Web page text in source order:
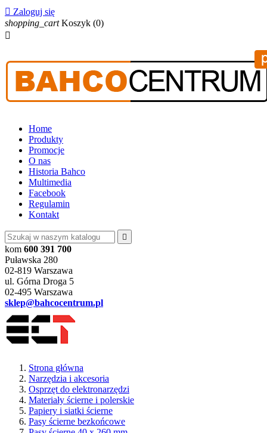
 Zaloguj się
shopping_cart Koszyk (0)

Home
Produkty
Promocje
O nas
Historia Bahco
Multimedia
Facebook
Regulamin
Kontakt

kom 600 391 700
Puławska 280
02-819 Warszawa
ul. Górna Droga 5
02-495 Warszawa
sklep@bahcocentrum.pl
Strona główna
Narzędzia i akcesoria
Osprzęt do elektronarzędzi
Materiały ścierne i polerskie
Papiery i siatki ścierne
Pasy ścierne bezkońcowe